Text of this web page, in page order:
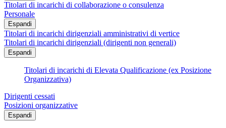
Titolari di incarichi di collaborazione o consulenza
Personale
Espandi
Titolari di incarichi dirigenziali amministrativi di vertice
Titolari di incarichi dirigenziali (dirigenti non generali)
Espandi
Titolari di incarichi di Elevata Qualificazione (ex Posizione
Organizzativa)
Dirigenti cessati
Posizioni organizzative
Espandi